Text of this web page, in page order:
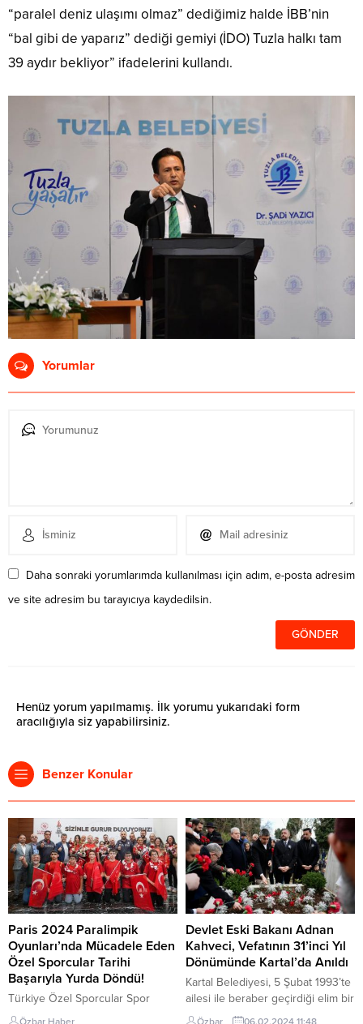
“paralel deniz ulaşımı olmaz” dediğimiz halde İBB’nin
“bal gibi de yaparız” dediği gemiyi (İDO) Tuzla halkı tam
39 aydır bekliyor” ifadelerini kullandı.
Yorumlar
Daha sonraki yorumlarımda kullanılması için adım, e-posta adresim
ve site adresim bu tarayıcıya kaydedilsin.
Henüz yorum yapılmamış. İlk yorumu yukarıdaki form
aracılığıyla siz yapabilirsiniz.
Benzer Konular
Paris 2024 Paralimpik
Oyunları’nda Mücadele Eden
Özel Sporcular Tarihi
Başarıyla Yurda Döndü!
Türkiye Özel Sporcular Spor
Federasyonu (TÖSSFED)
Özbar Haber
Devlet Eski Bakanı Adnan
Kahveci, Vefatının 31’inci Yıl
Dönümünde Kartal’da Anıldı
Kartal Belediyesi, 5 Şubat 1993’te
ailesi ile beraber geçirdiği elim bir
trafik kazası sonucu hayatını
Özbar 06.02.2024 11:48